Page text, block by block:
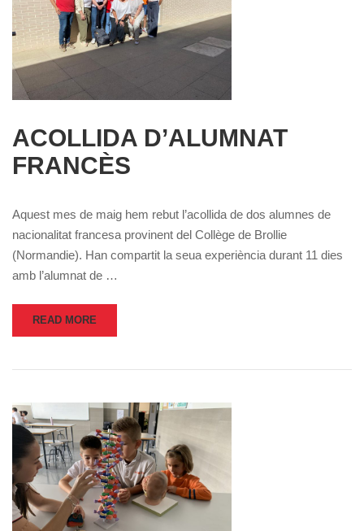
ACOLLIDA D’ALUMNAT
FRANCÈS
Aquest mes de maig hem rebut l’acollida de dos alumnes de
nacionalitat francesa provinent del Collège de Brollie
(Normandie). Han compartit la seua experiència durant 11 dies
amb l’alumnat de …
READ MORE